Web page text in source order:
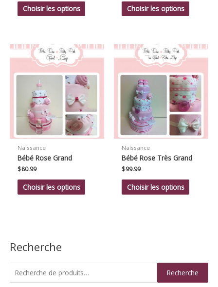
Recherche
e
Recherche
Choisir les options Choisir les options
Naissance
Bébé Rose Grand
$80.99
Choisir les options
Naissance
Bébé Rose Très Grand
$99.99
Choisir les options